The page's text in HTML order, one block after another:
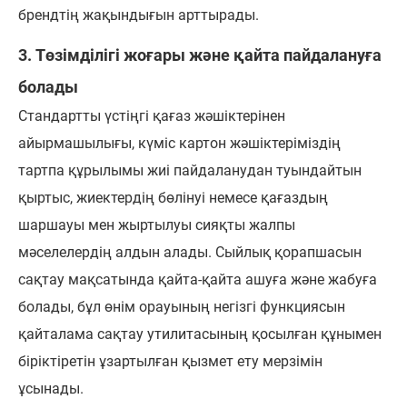
брендтің жақындығын арттырады.
3. Төзімділігі жоғары және қайта пайдалануға
болады
Стандартты үстіңгі қағаз жәшіктерінен
айырмашылығы, күміс картон жәшіктеріміздің
тартпа құрылымы жиі пайдаланудан туындайтын
қыртыс, жиектердің бөлінуі немесе қағаздың
шаршауы мен жыртылуы сияқты жалпы
мәселелердің алдын алады. Сыйлық қорапшасын
сақтау мақсатында қайта-қайта ашуға және жабуға
болады, бұл өнім орауының негізгі функциясын
қайталама сақтау утилитасының қосылған құнымен
біріктіретін ұзартылған қызмет ету мерзімін
ұсынады.